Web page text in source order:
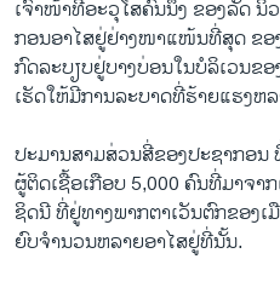
ເຈົ້າໜ້າທີ່ອະວຸໂສຄົນນຶ່ງ ຂອງລັດ ນິ
ກອນອາໄສຢູ່ຢ່າງໜາແໜ້ນທີ່ສຸດ ຂອ
ກົດລະບຽບຢູ່ບາງບ່ອນໃນບໍລິເວນຂ
ເຮັດໃຫ້ມີການລະບາດທີ່ຮ້າຍແຮງຫ
ປະມານສາມສ່ວນສີ່ຂອງປະຊາກອນ
ຜູ້ຕິດເຊື້ອເກືອບ 5,000 ຄົນທີ່ມາຈາ
ຊິດນີ ທີ່ຢູ່ທາງພາກຕາເວັນຕົກຂອງເ
ຍົບຈໍານວນຫລາຍອາໄສຢູ່ທີ່ນັ້ນ.